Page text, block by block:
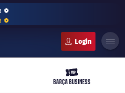
⚽️
⚽️
ticket-vip
BARÇA BUSINESS